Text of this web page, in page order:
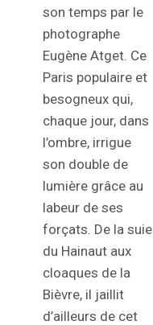
son temps par le
photographe
Eugène Atget. Ce
Paris populaire et
besogneux qui,
chaque jour, dans
l’ombre, irrigue
son double de
lumière grâce au
labeur de ses
forçats. De la suie
du Hainaut aux
cloaques de la
Bièvre, il jaillit
d’ailleurs de cet